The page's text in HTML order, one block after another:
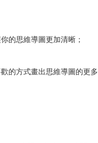
的思維導圖更加清晰；
的方式畫出思維導圖的更多